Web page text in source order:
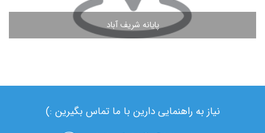
پایانه شریف آباد
مشاهده ادامه مطلب
نیاز به راهنمایی دارین با ما تماس بگیرین :)